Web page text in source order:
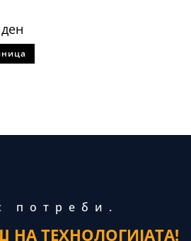
ден
потреби.
ТЕХНОЛОГИЈАТА!